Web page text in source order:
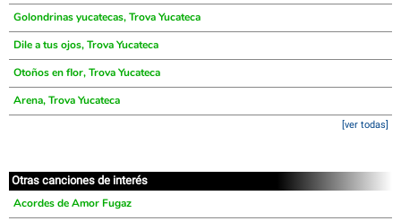
Golondrinas yucatecas, Trova Yucateca
Dile a tus ojos, Trova Yucateca
Otoños en flor, Trova Yucateca
Arena, Trova Yucateca
[ver todas]
Otras canciones de interés
Acordes de Amor Fugaz